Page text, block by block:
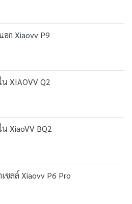
อก Xiaovv P9
XIAOVV Q2
XiaoVV BQ2
ซลล์ Xiaovv P6 Pro